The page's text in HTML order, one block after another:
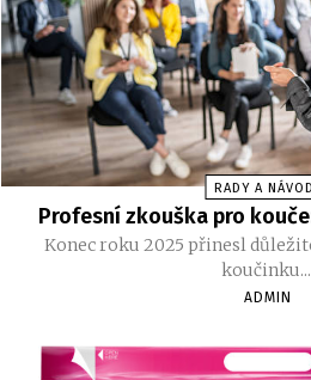
RADY A
Profesní zkouška pro
Konec roku 2025 přinesl
ADMIN